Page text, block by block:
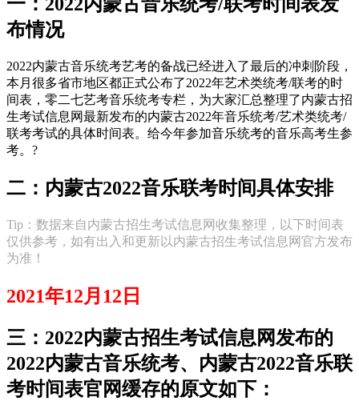
一：2022内蒙古音乐统考/联考时间表发
布情况
2022内蒙古音乐统考艺考的备战已经进入了最后的冲刺阶段，
本月很多省市地区都正式公布了2022年艺术类统考/联考的时
间表，零二七艺考音乐统考专栏，为大家汇总整理了内蒙古招
生考试信息网最新发布的内蒙古2022年音乐统考/艺术类统考/
联考考试的具体时间表。给今年参加音乐统考的音乐高考生参
考。?
二：内蒙古2022音乐联考时间具体安排
Tip：数据来自内蒙古招生考试信息网收集整理，以下时间表
仅供参考，如有出入和更新以内蒙古招生考试信息网官方发布
为准！
2021年12月12日
三：2022内蒙古招生考试信息网发布的
2022内蒙古音乐统考、内蒙古2022音乐联
考时间表官网缓存的原文如下：